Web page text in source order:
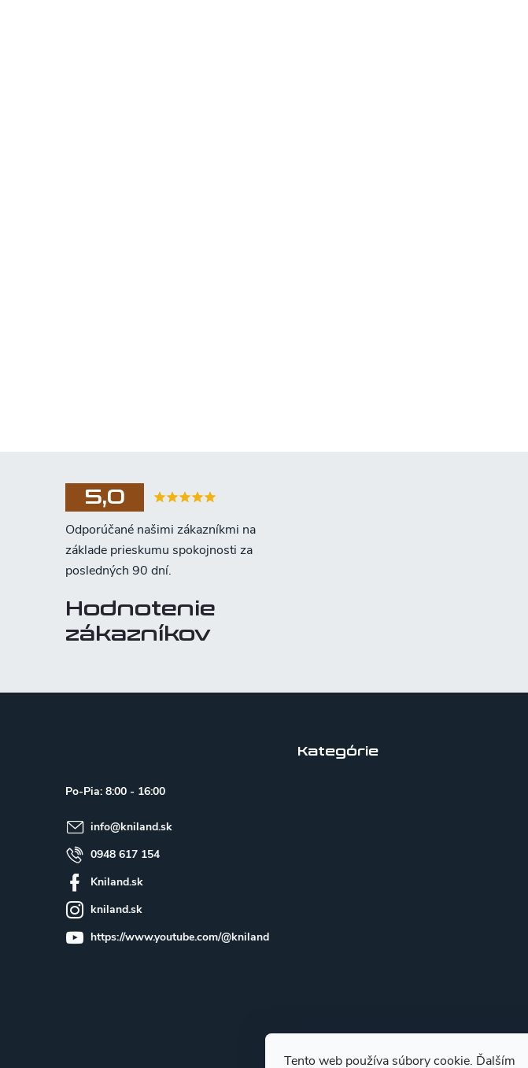
Tento web používa súbory cookie. Ďalším
5,0
Hodnotenie
zákazníkov
Po-Pia: 8:00 - 16:00
info@kniland.sk
0948 617 154
Kniland.sk
kniland.sk
https://www.youtube.com/@kniland
Kategórie